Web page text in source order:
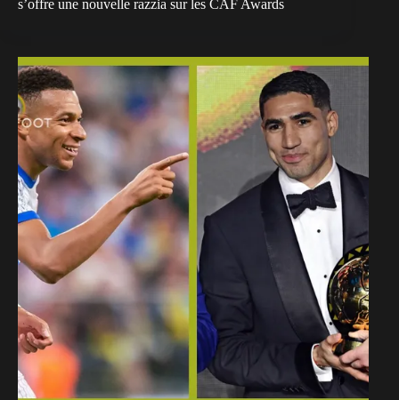
s’offre une nouvelle razzia sur les CAF Awards